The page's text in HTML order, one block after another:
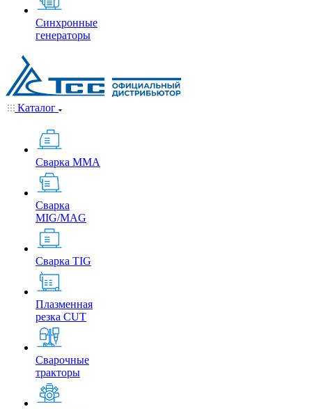
Синхронные
генераторы
Каталог
Сварка MMA
Сварка
MIG/MAG
Сварка TIG
Плазменная
резка CUT
Сварочные
тракторы